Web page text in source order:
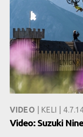
VIDEO | KELI |
Video: Suzuki